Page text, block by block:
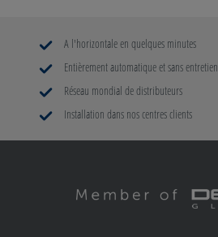
A l'horizontale en quelques minutes
Entièrement automatique et sans entretien
Réseau mondial de distributeurs
Installation dans nos centres clients